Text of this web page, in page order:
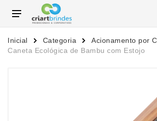
Inicial Categoria
Acionamento por
Caneta Ecológica de Bambu com Estojo